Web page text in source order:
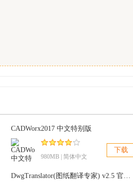
CADWorx2017 中文特别版
980MB | 简体中文
下载
DwgTranslator(图纸翻译专家) v2.5 官方版